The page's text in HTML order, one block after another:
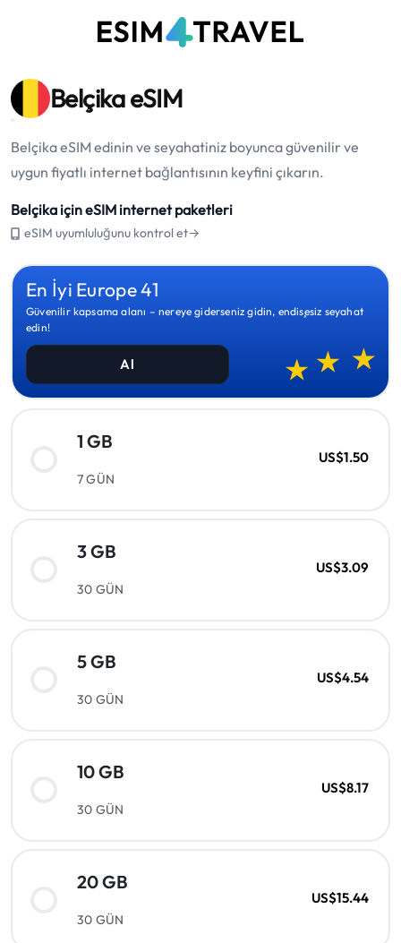
Belçika eSIM
Belçika eSIM edinin ve seyahatiniz boyunca güvenilir ve
uygun fiyatlı internet bağlantısının keyfini çıkarın.
Belçika için eSIM internet paketleri
eSIM uyumluluğunu kontrol et→
En İyi Europe 41
Güvenilir kapsama alanı – nereye giderseniz gidin, endişesiz seyahat
edin!
Al
1 GB
7 GÜN
US$1.50
3 GB
30 GÜN
US$3.09
5 GB
30 GÜN
US$4.54
10 GB
30 GÜN
US$8.17
20 GB
30 GÜN
US$15.44